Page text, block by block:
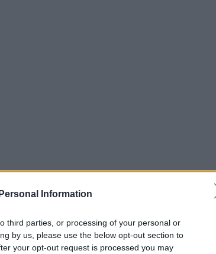
Information
third parties, or processing of your personal or
by us, please use the below opt-out section to
your opt-out request is processed you may